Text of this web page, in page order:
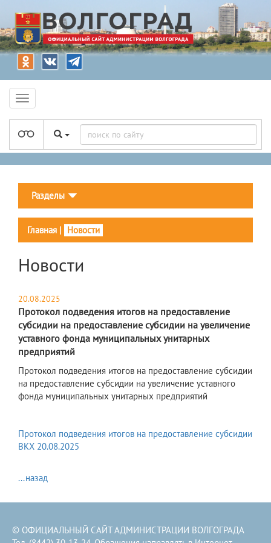
Разделы
Главная | Новости
Новости
20.08.2025
Протокол подведения итогов на предоставление
субсидии на предоставление субсидии на увеличение
уставного фонда муниципальных унитарных
предприятий
Протокол подведения итогов на предоставление субсидии
на предоставление субсидии на увеличение уставного
фонда муниципальных унитарных предприятий
Протокол подведения итогов на предоставление субсидии
ВКХ 20.08.2025
...назад
© ОФИЦИАЛЬНЫЙ САЙТ АДМИНИСТРАЦИИ ВОЛГОГРАДА